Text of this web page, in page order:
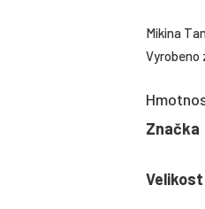
Mikina
Vyrobeno
Značka